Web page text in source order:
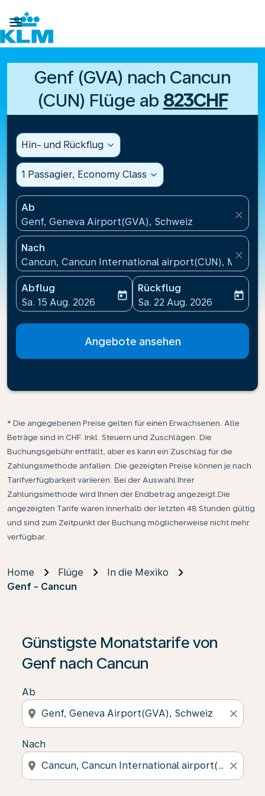

Genf (GVA) nach Cancun
(CUN) Flüge ab 823CHF
Hin- und Rückflug expand_more
1 Passagier, Economy Class expand_more
Ab
Genf, Geneva Airport(GVA), Schweiz
close
Nach
Cancun, Cancun International airport(CUN), Mexiko
close
Abflug
fc-booking-departure-date-aria-label
Sa. 15 Aug. 2026
today
Rückflug
fc-booking-return-date-
Sa. 22 Aug. 2026
today
Angebote ansehen
* Die angegebenen Preise gelten für einen Erwachsenen. Alle
Beträge sind in CHF. Inkl. Steuern und Zuschlägen. Die
Buchungsgebühr entfällt, aber es kann ein Zuschlag für die
Zahlungsmethode anfallen. Die gezeigten Preise können je nach
Tarifverfügbarkeit variieren. Bei der Auswahl Ihrer
Zahlungsmethode wird Ihnen der Endbetrag angezeigt.Die
angezeigten Tarife waren innerhalb der letzten 48 Stunden gültig
und sind zum Zeitpunkt der Buchung möglicherweise nicht mehr
verfügbar.
Home Flüge
In die Mexiko
Genf - Cancun
Günstigste Monatstarife von
Genf nach Cancun
Ab
location_on close
Nach
location_on close